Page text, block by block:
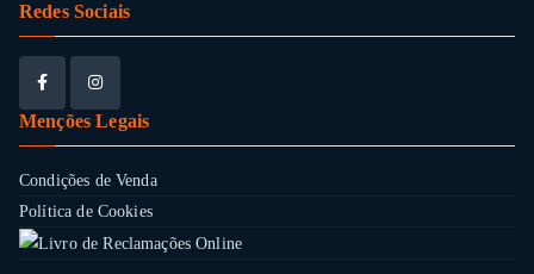
Redes Sociais
Menções Legais
Condições de Venda
Política de Cookies